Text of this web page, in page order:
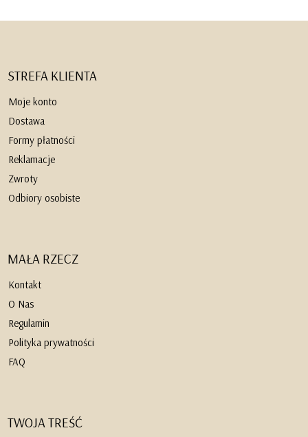
STREFA KLIENTA
Moje konto
Dostawa
Formy płatności
Reklamacje
Zwroty
Odbiory osobiste
MAŁA RZECZ
Kontakt
O Nas
Regulamin
Polityka prywatności
FAQ
TWOJA TREŚĆ